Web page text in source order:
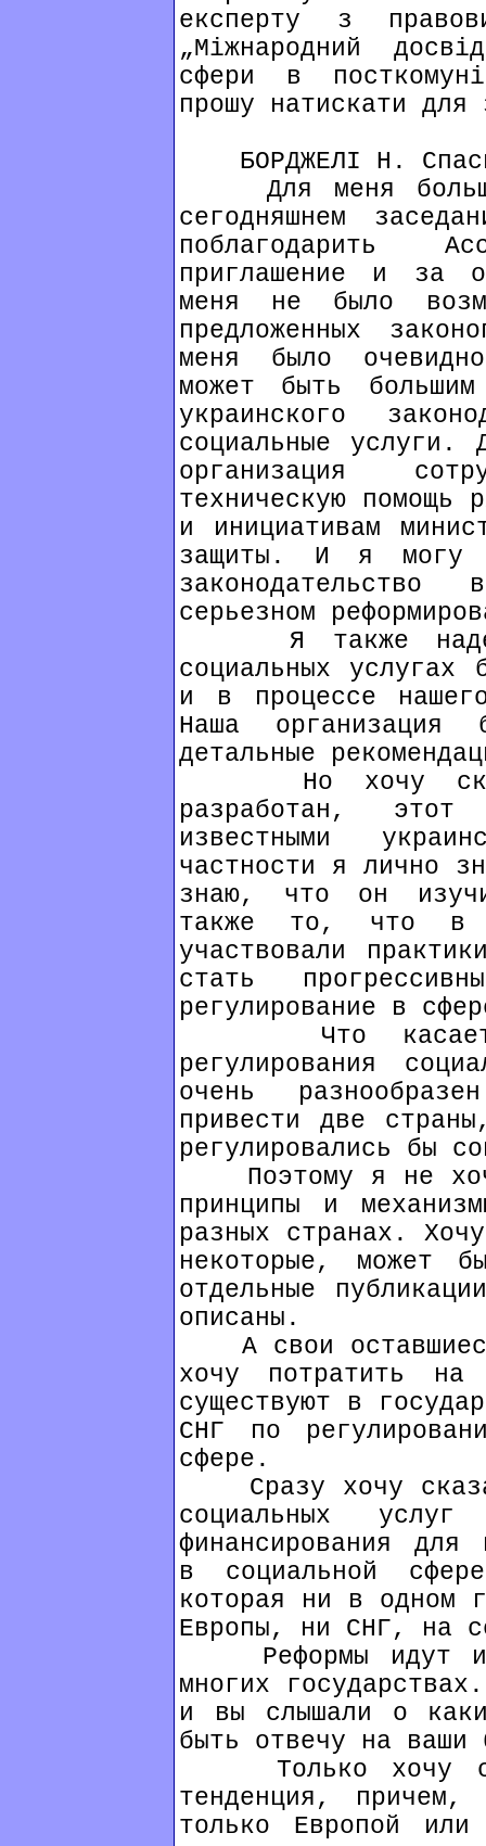
експерту з
„Міжнародний
сфери в
прошу натискати
БОРДЖЕЛІ Н.
Для меня
сегодняшнем
поблагодарить
приглашение и за
меня не было
предложенных
меня было
может быть
украинского
социальные услуги.
организация
техническую помощь
и инициативам
защиты. И я могу
серьезном
Я также
социальных
и в процессе
Наша организация
детальные
Но хочу
разработан, этот
известными
частности я лично
знаю, что он
также то, что в
участвовали
стать
регулирование в
Что касается
регулирования
очень
привести две
регулировались бы
Поэтому я не
принципы и
разных странах.
некоторые, может
отдельные
описаны.
А свои
хочу потратить на
существуют в
СНГ по
сфере.
Сразу хочу
социальных
финансирования для
в социальной
которая ни в одном
Европы, ни СНГ, на
Реформы идут и
многих
и вы слышали о
быть отвечу на ваши
Только хочу
тенденция, причем,
только Европой